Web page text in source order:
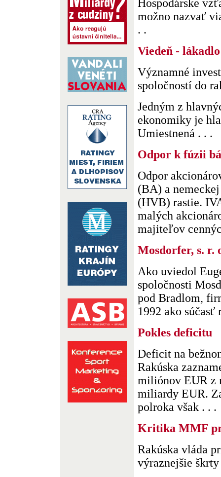
Hospodárske
možno nazvať
. .
Viedeň -
Významné
spoločností do
Jedným z
ekonomiky je
Umiestnená . . .
Odpor k fúzii
Odpor
(BA) a
(HVB) rastie.
malých
majiteľov
Mosdorfer, s. r.
Ako uviedol
spoločnosti
pod Bradlom,
1992 ako súčasť
Pokles deficitu
Deficit na
Rakúska
miliónov EUR z
miliardy EUR.
polroka však . . .
Kritika MMF
Rakúska vláda
výraznejšie škrty